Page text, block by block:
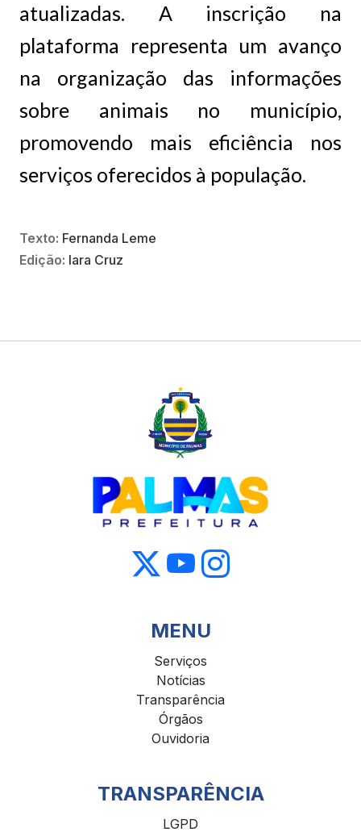
atualizadas. A inscrição na
plataforma representa um avanço
na organização das informações
sobre animais no município,
promovendo mais eficiência nos
serviços oferecidos à população.
Texto: Fernanda Leme
Edição: Iara Cruz
MENU
Serviços
Notícias
Transparência
Órgãos
Ouvidoria
TRANSPARÊNCIA
LGPD